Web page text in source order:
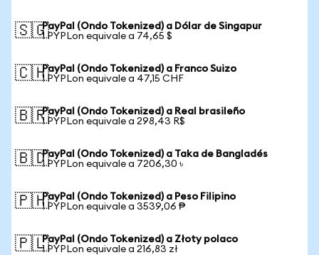
🇸🇬PayPal (Ondo Tokenized) a Dólar de Singapur
1 PYPLon equivale a 74,65 $
🇨🇭PayPal (Ondo Tokenized) a Franco Suizo
1 PYPLon equivale a 47,15 CHF
🇧🇷PayPal (Ondo Tokenized) a Real brasileño
1 PYPLon equivale a 298,43 R$
🇧🇩PayPal (Ondo Tokenized) a Taka de Bangladés
1 PYPLon equivale a 7206,30 ৳
🇵🇭PayPal (Ondo Tokenized) a Peso Filipino
1 PYPLon equivale a 3539,06 ₱
🇵🇱PayPal (Ondo Tokenized) a Złoty polaco
1 PYPLon equivale a 216,83 zł